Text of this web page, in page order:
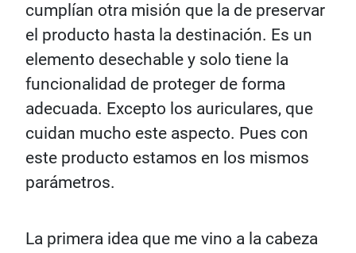
cumplían otra misión que la de preservar
el producto hasta la destinación. Es un
elemento desechable y solo tiene la
funcionalidad de proteger de forma
adecuada. Excepto los auriculares, que
cuidan mucho este aspecto. Pues con
este producto estamos en los mismos
parámetros.
La primera idea que me vino a la cabeza